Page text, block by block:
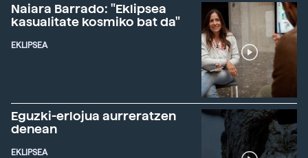
Naiara Barrado: "Eklipsea
kasualitate kosmiko bat da"
EKLIPSEA
Eguzki-erlojua aurreratzen
denean
EKLIPSEA